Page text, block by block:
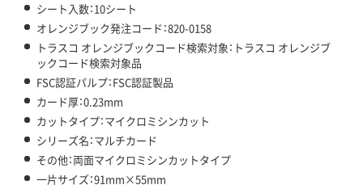
シート入数：10シート
オレンジブック発注コード：820-0158
トラスコ オレンジブックコード検索対象：トラスコ オレンジブ
ックコード検索対象品
FSC認証パルプ：FSC認証製品
カード厚：0.23mm
カットタイプ：マイクロミシンカット
シリーズ名：マルチカード
その他：両面マイクロミシンカットタイプ
一片サイズ：91mm×55mm